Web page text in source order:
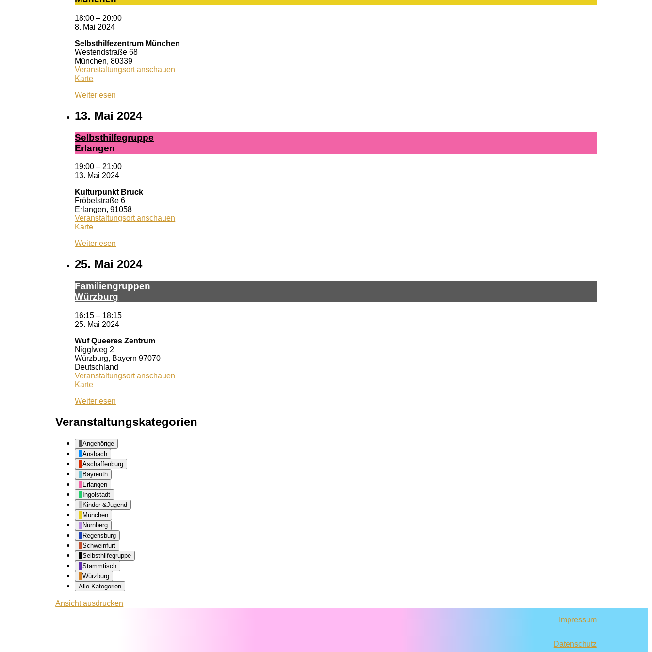
18:00 – 20:00
8. Mai 2024
Selbsthilfezentrum München
Westendstraße 68
München,80339
Veranstaltungsort anschauen
KarteSelbsthilfezentrum
Weiterlesen
13. Mai 2024
Selbst­hil­fe­grup­pe
Er­lan­gen
19:00 – 21:00
13. Mai 2024
Kulturpunkt Bruck
Fröbelstraße 6
Erlangen,91058
Veranstaltungsort anschauen
KarteKulturpunkt
Weiterlesen
25. Mai 2024
Fa­mi­li­en­grup­pen
Würz­burg
16:15 – 18:15
25. Mai 2024
Wuf Queeres Zentrum
Nigglweg 2
Würzburg, Bayern 97070
Deutschland
Veranstaltungsort anschauen
KarteWuf
Zentrum
Weiterlesen
Veranstaltungskategorien
Angehörige
Ansbach
Aschaffenburg
Bayreuth
Erlangen
Ingolstadt
Kinder-&Jugend
München
Nürnberg
Regensburg
Schweinfurt
Selbsthilfegruppe
Stammtisch
Würzburg
Alle Kategorien
Ansichtausdrucken
Impressum
Datenschutz